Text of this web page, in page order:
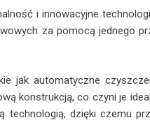
i innowacyjne
za pomocą jednego
jak automatyczne
konstrukcją, co czyni je
dzięki czemu